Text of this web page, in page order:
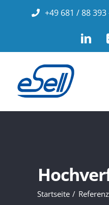
+49 681 / 88 393
Startseite